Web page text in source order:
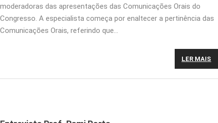
moderadoras das apresentações das Comunicações Orais do
Congresso. A especialista começa por enaltecer a pertinência das
Comunicações Orais, referindo que…
LER MAIS